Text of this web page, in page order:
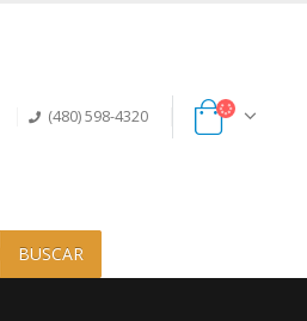
(480) 598-4320
BUSCAR